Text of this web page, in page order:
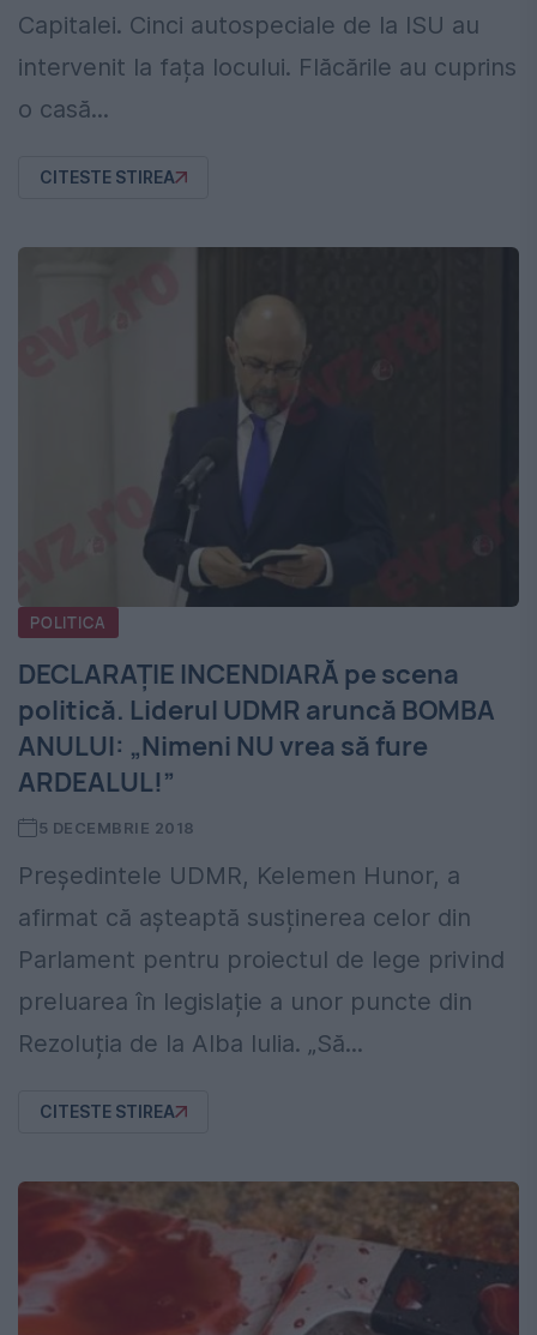
Capitalei. Cinci autospeciale de la ISU au
intervenit la fața locului. Flăcările au cuprins
o casă...
CITESTE STIREA
POLITICA
DECLARAȚIE INCENDIARĂ pe scena
politică. Liderul UDMR aruncă BOMBA
ANULUI: „Nimeni NU vrea să fure
ARDEALUL!”
5 DECEMBRIE 2018
Președintele UDMR, Kelemen Hunor, a
afirmat că așteaptă susținerea celor din
Parlament pentru proiectul de lege privind
preluarea în legislație a unor puncte din
Rezoluția de la Alba Iulia. „Să...
CITESTE STIREA